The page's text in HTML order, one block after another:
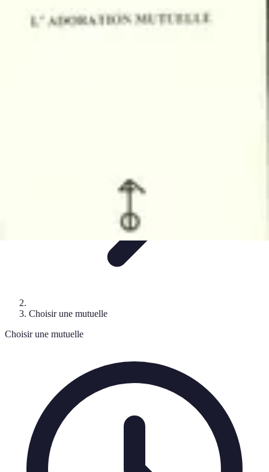
Comparateur MutuellePro
Guide d'utilisation Comparateurscomparateur mutuelle pro
conseils
Choisir une mutuelle
Choisir une mutuelle